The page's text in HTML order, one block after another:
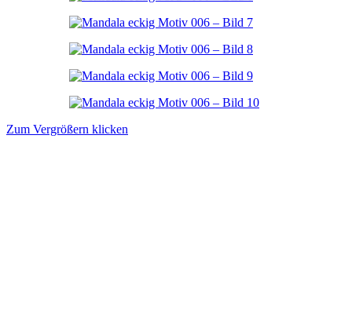
Zum Vergrößern klicken